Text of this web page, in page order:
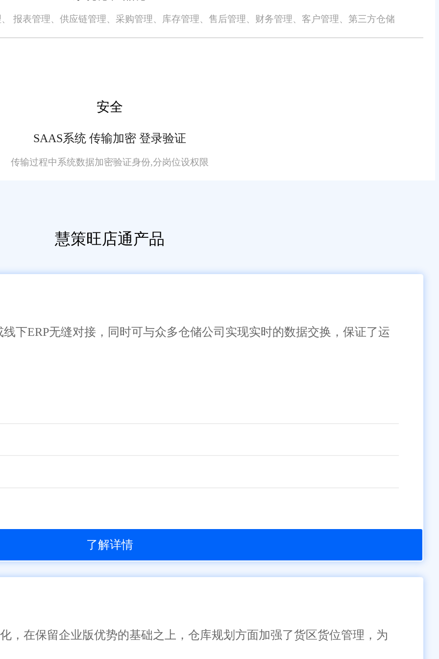
报表管理、供应链管理、采购管理、库存管理、售后管理、财务管理、客户管理、第三方仓储
安全
SAAS系统 传输加密 登录验证
传输过程中系统数据加密验证身份,分岗位设权限
慧策旺店通产品
下ERP无缝对接，同时可与众多仓储公司实现实时的数据交换，保证了运
了解详情
，在保留企业版优势的基础之上，仓库规划方面加强了货区货位管理，为